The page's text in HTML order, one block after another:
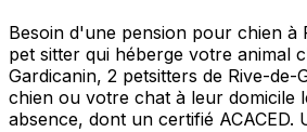
Besoin d'une pension pour chien à
pet sitter qui héberge votre animal
Gardicanin, 2 petsitters de Rive-de-
chien ou votre chat à leur domicile
absence, dont un certifié ACACED.